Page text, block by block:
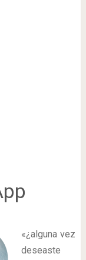
«¿alguna vez
deseaste